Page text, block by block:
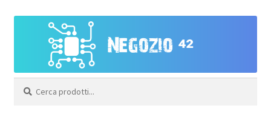
navigazione
contenuto